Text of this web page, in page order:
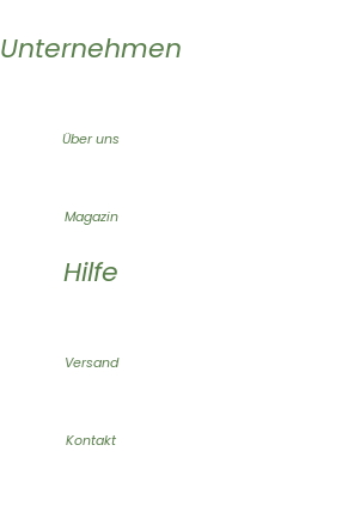
Unternehmen
Über uns
Magazin
Hilfe
Versand
Kontakt